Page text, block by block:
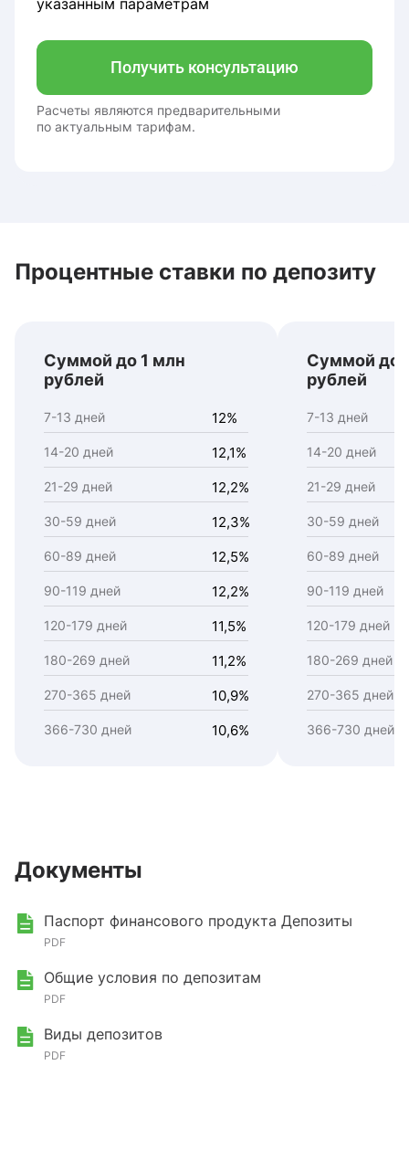
указанным параметрам
Получить консультацию
Расчеты являются предварительными
по актуальным тарифам.
Процентные ставки по депозиту
Суммой до 1 млн
рублей
7-13 дней 12%
14-20 дней 12,1%
21-29 дней 12,2%
30-59 дней 12,3%
60-89 дней 12,5%
90-119 дней 12,2%
120-179 дней 11,5%
180-269 дней 11,2%
270-365 дней 10,9%
366-730 дней 10,6%
Суммой до
рублей
7-13 дней
14-20 дней
21-29 дней
30-59 дней
60-89 дней
90-119 дней
120-179 дней
180-269 дней
270-365 дней
366-730 дней
Документы
Паспорт финансового продукта Депозиты
PDF
Общие условия по депозитам
PDF
Виды депозитов
PDF